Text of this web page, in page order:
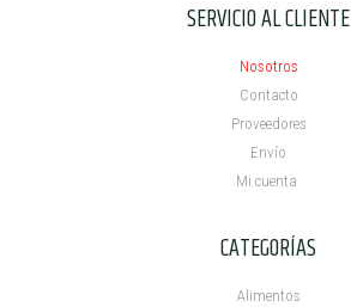
SERVICIO AL CLIENTE
Nosotros
Contacto
Proveedores
Envío
Mi cuenta ​
CATEGORÍAS
Alimentos